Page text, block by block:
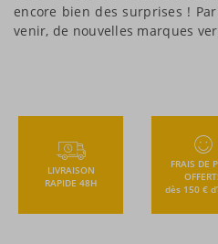
encore bien des surprises !
venir, de nouvelles marques
LIVRAISON
RAPIDE 48H
FRAIS DE
dès 150 €